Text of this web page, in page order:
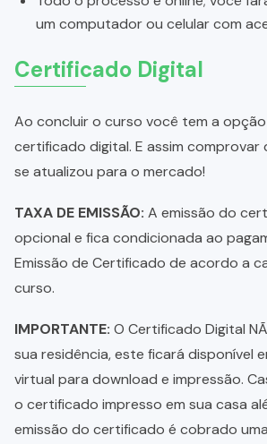
um computador ou celular com
Certificado Digital
Ao concluir o curso você tem a
certificado digital. E assim comprovar
se atualizou para o mercado!
TAXA DE EMISSÃO: A emissão do
opcional e fica condicionada ao
Emissão de Certificado de acordo a
curso.
IMPORTANTE: O Certificado Digital
sua residência, este ficará disponível
virtual para download e impressão.
o certificado impresso em sua casa
emissão do certificado é cobrado